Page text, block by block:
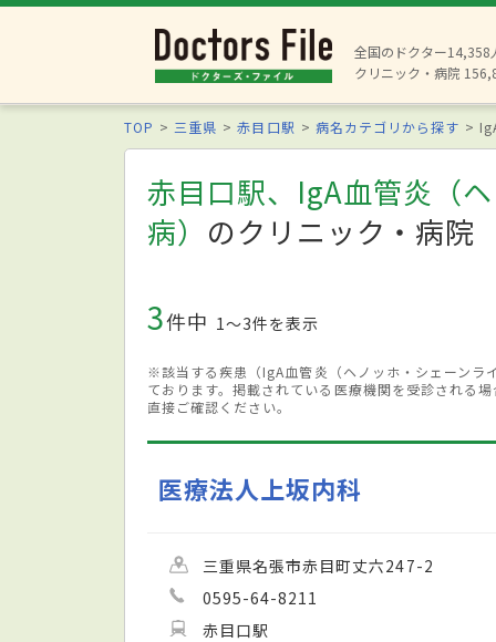
全国のドクター14,358
クリニック・病院
TOP 三重県 赤目口駅 病名カテゴリから探す
赤目口駅、IgA血管炎（
病） のクリニック・病院
3件中 1〜3件を表示
※該当する疾患（IgA血管炎（ヘノッホ・シェーンラ
ております。掲載されている医療機関を受診される
直接ご確認ください。
医療法人上坂内科
三重県名張市赤目町丈六247-2
0595-64-8211
赤目口駅